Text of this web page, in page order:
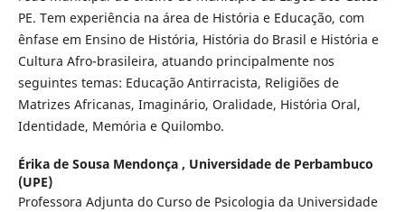
PE. Tem experiência na área de História e Educação, com
ênfase em Ensino de História, História do Brasil e História e
Cultura Afro-brasileira, atuando principalmente nos
seguintes temas: Educação Antirracista, Religiões de
Matrizes Africanas, Imaginário, Oralidade, História Oral,
Identidade, Memória e Quilombo.
Érika de Sousa Mendonça , Universidade de Perbambuco
(UPE)
Professora Adjunta do Curso de Psicologia da Universidade